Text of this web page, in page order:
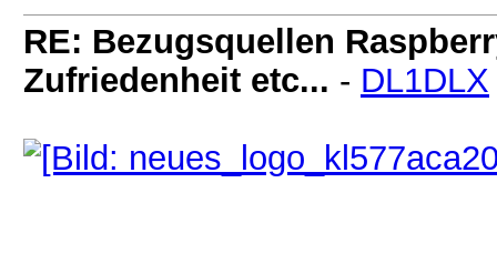
RE: Bezugsquellen
Zufriedenheit etc... - DL1DLX